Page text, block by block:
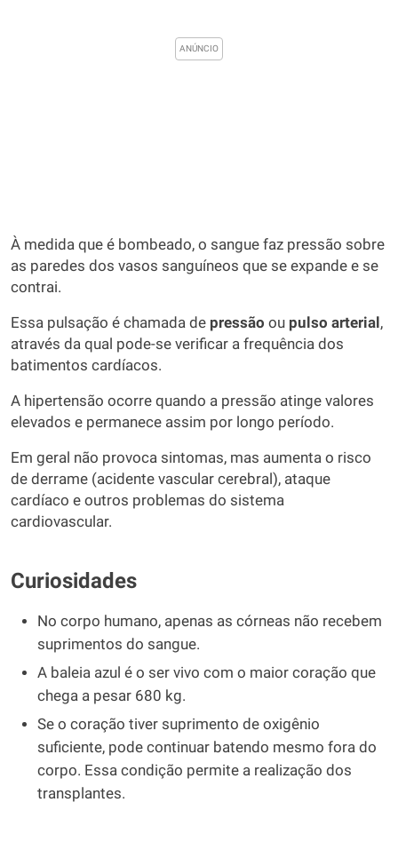
À medida que é bombeado, o sangue faz pressão sobre
as paredes dos vasos sanguíneos que se expande e se
contrai.
Essa pulsação é chamada de pressão ou pulso arterial ,
através da qual pode-se verificar a frequência dos
batimentos cardíacos.
A hipertensão ocorre quando a pressão atinge valores
elevados e permanece assim por longo período.
Em geral não provoca sintomas, mas aumenta o risco
de derrame (acidente vascular cerebral), ataque
cardíaco e outros problemas do sistema
cardiovascular.
Curiosidades
No corpo humano, apenas as córneas não recebem
suprimentos do sangue.
A baleia azul é o ser vivo com o maior coração que
chega a pesar 680 kg.
Se o coração tiver suprimento de oxigênio
suficiente, pode continuar batendo mesmo fora do
corpo. Essa condição permite a realização dos
transplantes.